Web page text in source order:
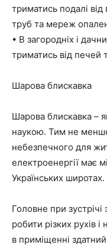
триматись подалі від
труб та мереж
• В загородніх і
триматись від печей
Шарова блискавка
Шарова блискавка –
наукою. Тим не
небезпечного для
електроенергії має
Українських широтах.
Головне при
робити різких рухів
в приміщенні